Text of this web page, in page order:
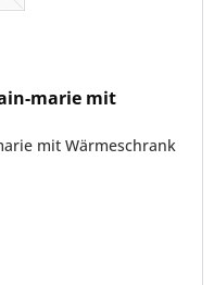
marie mit
mit Wärmeschrank